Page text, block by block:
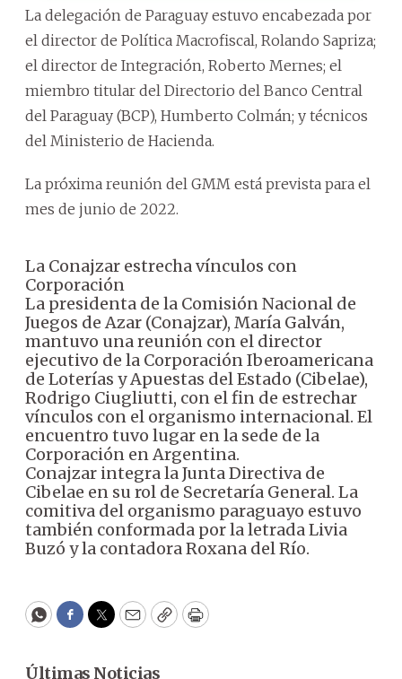
La delegación de Paraguay estuvo encabezada por
el director de Política Macrofiscal, Rolando Sapriza;
el director de Integración, Roberto Mernes; el
miembro titular del Directorio del Banco Central
del Paraguay (BCP), Humberto Colmán; y técnicos
del Ministerio de Hacienda.
La próxima reunión del GMM está prevista para el
mes de junio de 2022.
La Conajzar estrecha vínculos con
Corporación
La presidenta de la Comisión Nacional de
Juegos de Azar (Conajzar), María Galván,
mantuvo una reunión con el director
ejecutivo de la Corporación Iberoamericana
de Loterías y Apuestas del Estado (Cibelae),
Rodrigo Ciugliutti, con el fin de estrechar
vínculos con el organismo internacional. El
encuentro tuvo lugar en la sede de la
Corporación en Argentina.
Conajzar integra la Junta Directiva de
Cibelae en su rol de Secretaría General. La
comitiva del organismo paraguayo estuvo
también conformada por la letrada Livia
Buzó y la contadora Roxana del Río.
WhatsApp
Facebook
Twitter
EmailCopyPrint
Últimas Noticias